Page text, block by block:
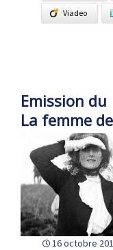
Viadeo
Emission du
La femme
16 octobre